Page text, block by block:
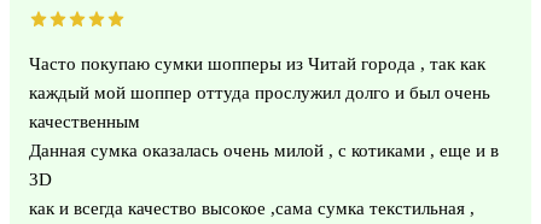
Часто покупаю сумки шопперы из Читай города , так как
каждый мой шоппер оттуда прослужил долго и был очень
качественным
Данная сумка оказалась очень милой , с котиками , еще и в
3D
как и всегда качество высокое ,сама сумка текстильная ,